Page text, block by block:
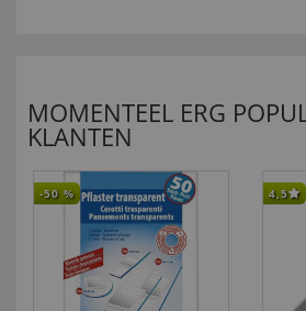
MOMENTEEL ERG
KLANTEN
-50 % 4,5